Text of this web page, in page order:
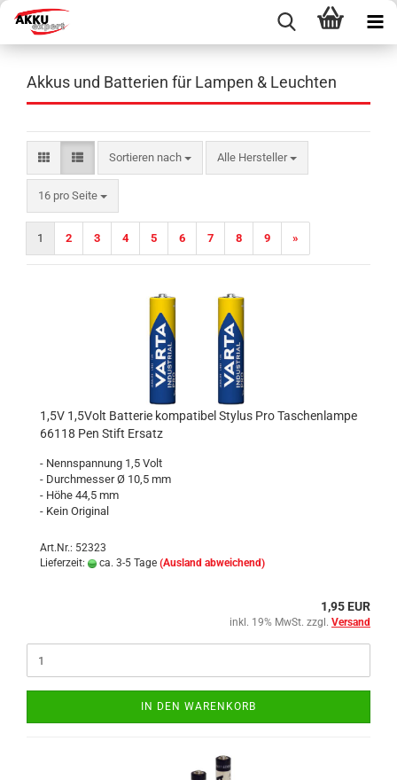
Akkus und Batterien für Lampen & Leuchten
Sortieren nach
Sortieren nach Alle Hersteller
16 pro Seite
pro Seite
1 2 3 4 5 6 7 8 9 »
1,5V 1,5Volt Batterie kompatibel Stylus Pro Taschenlampe
66118 Pen Stift Ersatz
- Nennspannung 1,5 Volt
- Durchmesser Ø 10,5 mm
- Höhe 44,5 mm
- Kein Original
Art.Nr.: 52323
Lieferzeit:
ca. 3-5 Tage (Ausland abweichend)
1,95 EUR
inkl. 19% MwSt. zzgl. Versand
IN DEN WARENKORB